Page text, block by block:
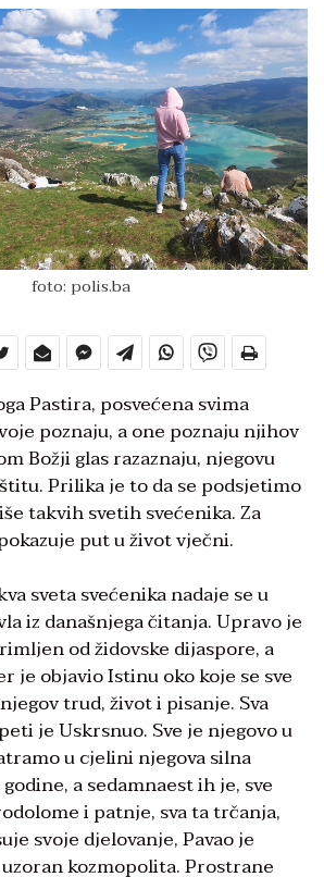
foto: polis.ba
Pastira, posvećena svima
poznaju, a one poznaju njihov
Božji glas razaznaju, njegovu
Prilika je to da se podsjetimo
takvih svetih svećenika. Za
put u život vječni.
sveta svećenika nadaje se u
iz današnjega čitanja. Upravo je
od židovske dijaspore, a
je objavio Istinu oko koje se sve
trud, život i pisanje. Sva
je Uskrsnuo. Sve je njegovo u
u cjelini njegova silna
a sedamnaest ih je, sve
i patnje, sva ta trčanja,
svoje djelovanje, Pavao je
kozmopolita. Prostrane